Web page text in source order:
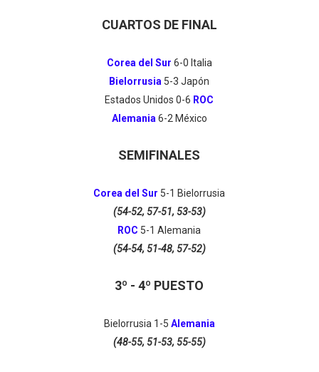
CUARTOS DE FINAL
Corea del Sur 6-0 Italia
Bielorrusia 5-3 Japón
Estados Unidos 0-6 ROC
Alemania 6-2 México
SEMIFINALES
Corea del Sur 5-1 Bielorrusia
(54-52, 57-51, 53-53)
ROC 5-1Alemania
(54-54, 51-48, 57-52)
3º - 4º PUESTO
Bielorrusia 1 -5 Alemania
(48-55, 51-53, 55-55)